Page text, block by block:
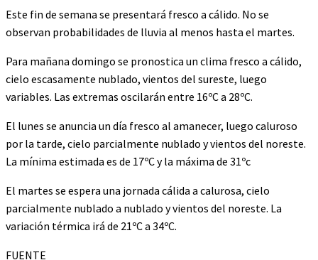
Este fin de semana se presentará fresco a cálido. No se
observan probabilidades de lluvia al menos hasta el martes.
Para mañana domingo se pronostica un clima fresco a cálido,
cielo escasamente nublado, vientos del sureste, luego
variables. Las extremas oscilarán entre 16ºC a 28ºC.
El lunes se anuncia un día fresco al amanecer, luego caluroso
por la tarde, cielo parcialmente nublado y vientos del noreste.
La mínima estimada es de 17ºC y la máxima de 31ºc
El martes se espera una jornada cálida a calurosa, cielo
parcialmente nublado a nublado y vientos del noreste. La
variación térmica irá de 21ºC a 34ºC.
FUENTE